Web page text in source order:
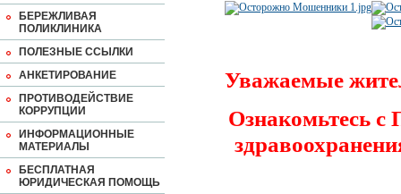
БЕРЕЖЛИВАЯ
ПОЛИКЛИНИКА
ПОЛЕЗНЫЕ ССЫЛКИ
АНКЕТИРОВАНИЕ
ПРОТИВОДЕЙСТВИЕ
КОРРУПЦИИ
ИНФОРМАЦИОННЫЕ
МАТЕРИАЛЫ
БЕСПЛАТНАЯ
ЮРИДИЧЕСКАЯ ПОМОЩЬ
Уважаемые
Ознакомьтесь